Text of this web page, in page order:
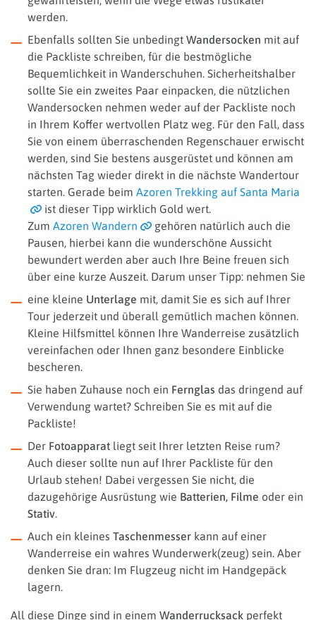
werden.
Ebenfalls sollten Sie unbedingt Wandersocken mit auf
die Packliste schreiben, für die bestmögliche
Bequemlichkeit in Wanderschuhen. Sicherheitshalber
sollte Sie ein zweites Paar einpacken, die nützlichen
Wandersocken nehmen weder auf der Packliste noch
in Ihrem Koffer wertvollen Platz weg. Für den Fall, dass
Sie von einem überraschenden Regenschauer erwischt
werden, sind Sie bestens ausgerüstet und können am
nächsten Tag wieder direkt in die nächste Wandertour
starten. Gerade beim Azoren Trekking auf Santa Maria
ist dieser Tipp wirklich Gold wert.
Zum Azoren Wandern
gehören natürlich auch die
Pausen, hierbei kann die wunderschöne Aussicht
bewundert werden aber auch Ihre Beine freuen sich
über eine kurze Auszeit. Darum unser Tipp: nehmen Sie
eine kleine Unterlage mit, damit Sie es sich auf Ihrer
Tour jederzeit und überall gemütlich machen können.
Kleine Hilfsmittel können Ihre Wanderreise zusätzlich
vereinfachen oder Ihnen ganz besondere Einblicke
bescheren.
Sie haben Zuhause noch ein Fernglas das dringend auf
Verwendung wartet? Schreiben Sie es mit auf die
Packliste!
Der Fotoapparat liegt seit Ihrer letzten Reise rum?
Auch dieser sollte nun auf Ihrer Packliste für den
Urlaub stehen! Dabei vergessen Sie nicht, die
dazugehörige Ausrüstung wie Batterien, Filme oder ein
Stativ
Auch ein kleines Taschenmesser kann auf einer
Wanderreise ein wahres Wunderwerk(zeug) sein. Aber
denken Sie dran: Im Flugzeug nicht im Handgepäck
lagern.
All diese Dinge sind in einem Wanderrucksack perfekt